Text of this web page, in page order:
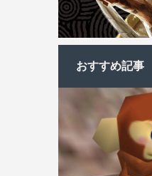
おすすめ記事